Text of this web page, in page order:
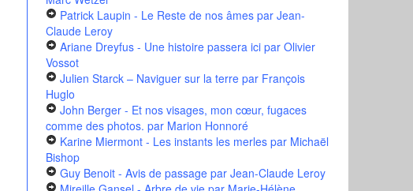
Patrick Laupin - Le Reste de nos âmespar Jean-
Claude Leroy
Ariane Dreyfus - Une histoire passera icipar Olivier
Vossot
Julien Starck – Naviguer sur la terrepar François
Huglo
John Berger - Et nos visages, mon cœur, fugaces
comme des photos. par Marion Honnoré
Karine Miermont - Les instants les merlespar Michaël
Bishop
Guy Benoit - Avis de passagepar Jean-Claude Leroy